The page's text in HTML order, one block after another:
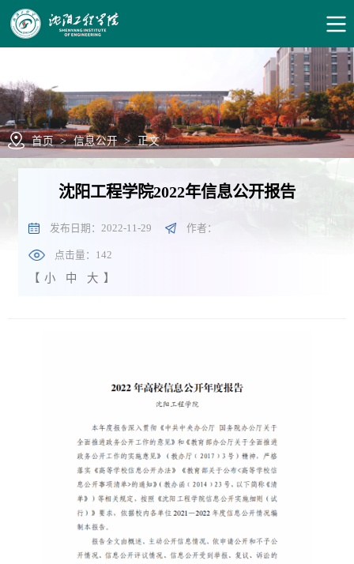
首页 > 信息公开 > 正文
沈阳工程学院2022年信息公开报告
发布日期：2022-11-29 作者：
点击量： 142
【 小 中 大 】